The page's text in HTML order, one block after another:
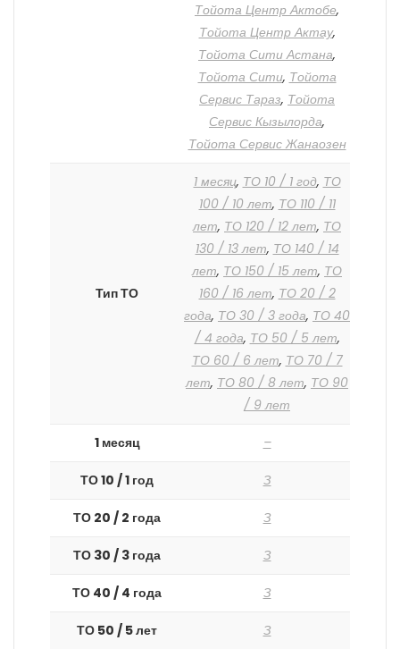
Тойота Центр Актобе,
Тойота Центр Актау,
Тойота Сити Астана,
Тойота Сити, Тойота
Сервис Тараз, Тойота
Сервис Кызылорда,
Тойота Сервис Жанаозен
Тип ТО
1 месяц, ТО 10 / 1 год, ТО
100 / 10 лет, ТО 110 / 11
лет, ТО 120 / 12 лет, ТО
130 / 13 лет, ТО 140 / 14
лет, ТО 150 / 15 лет, ТО
160 / 16 лет, ТО 20 / 2
года, ТО 30 / 3 года, ТО 40
/ 4 года, ТО 50 / 5 лет,
ТО 60 / 6 лет, ТО 70 / 7
лет, ТО 80 / 8 лет, ТО 90
/ 9 лет
1 месяц –
ТО 10 / 1 год З
ТО 20 / 2 года З
ТО 30 / 3 года З
ТО 40 / 4 года З
ТО 50 / 5 лет З